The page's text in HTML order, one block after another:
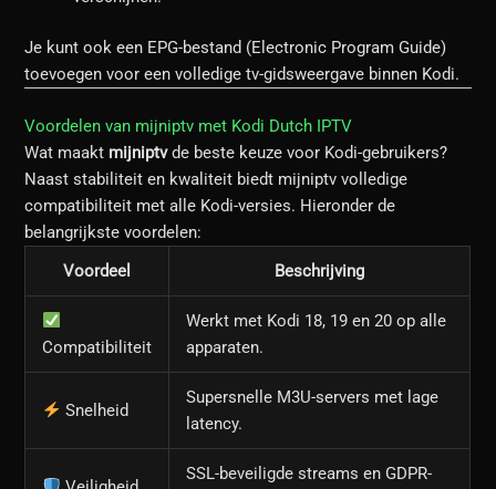
Je kunt ook een EPG-bestand (Electronic Program Guide)
toevoegen voor een volledige tv-gidsweergave binnen Kodi.
Voordelen van mijniptv met Kodi Dutch IPTV
Wat maakt mijniptvde beste keuze voor Kodi-gebruikers?
Naast stabiliteit en kwaliteit biedt mijniptv volledige
compatibiliteit met alle Kodi-versies. Hieronder de
belangrijkste voordelen:
Voordeel
Beschrijving
Compatibiliteit
Werkt met Kodi 18, 19 en 20 op alle
apparaten.
Snelheid
Supersnelle M3U-servers met lage
latency.
SSL-beveiligde streams en GDPR-